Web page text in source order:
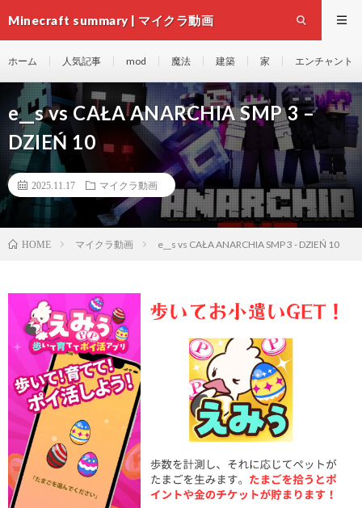
Minecraft summary | マイクラ動画
ホーム 人気記事 mod 魔法 建築 家 エンチャント
e__s vs CAŁA ANARCHIA SMP 3 –
DZIEŃ 10
2025.11.17 マイクラ動画
HOME マイクラ動画 e__s vs CAŁA ANARCHIA SMP 3 - DZIEŃ 10